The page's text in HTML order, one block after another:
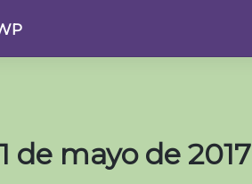
de mayo de 2017